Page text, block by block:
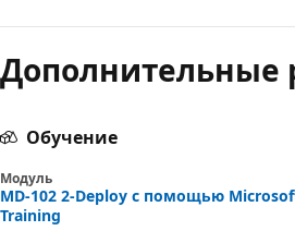
Дополнительные
Обучение
Модуль
MD-102 2-Deploy с помощью
Training